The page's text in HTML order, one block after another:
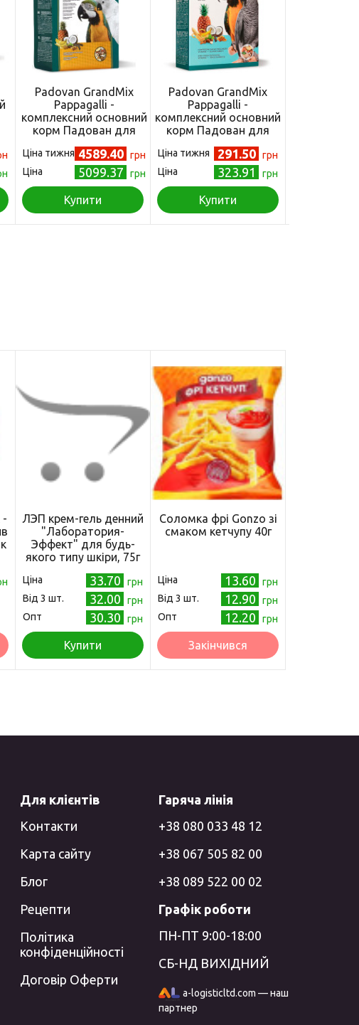
Padovan GrandMix
Pappagalli -
комплексний основний
корм Падован для
(PP00576)
Ціна тижня 4589.40 грн
Ціна
5099.37 грн
Купити
Padovan GrandMix
Pappagalli -
комплексний основний
корм Падован для
(PP00186)
Ціна тижня 291.50 грн
Ціна
323.91 грн
Купити
-
ЛЭП крем-гель денний
"Лаборатория-
Эффект" для будь-
якого типу шкіри, 75г
Ціна 33.70
грн
Від 3 шт.
32.00
грн
Опт
30.30 грн
Купити
Соломка фрі Gonzo зі
смаком кетчупу 40г
Ціна 13.60
грн
Від 3 шт.
12.90
грн
Опт
12.20 грн
Закінчився
Для клієнтів
Контакти
Карта сайту
Блог
Рецепти
Політика
конфіденційності
Договір Оферти
Гаряча лінія
+38 080 033 48 12
+38 067 505 82 00
+38 089 522 00 02
Графік роботи
ПН-ПТ 9:00-18:00
СБ-НД ВИХІДНИЙ
a-logisticltd.com — наш
партнер